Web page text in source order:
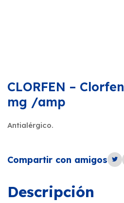
CLORFEN –
mg /amp
Antialérgico.
Compartir con amigos
Descripción